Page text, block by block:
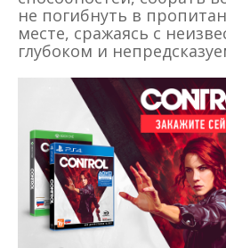
не погибнуть в
месте, сражаясь с
глубоком и